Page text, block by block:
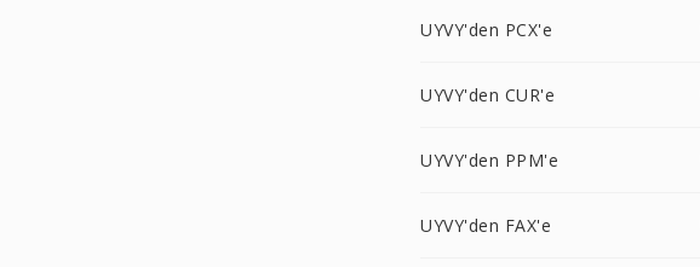
UYVY'den PCX'e
UYVY'den CUR'e
UYVY'den PPM'e
UYVY'den FAX'e